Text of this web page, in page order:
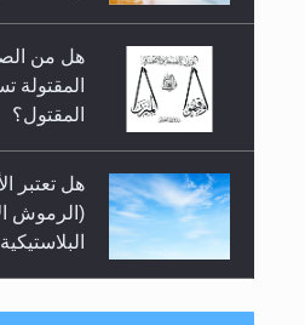
هل من
المقتول؟
هل تعتبر
(الرموش
هل يُحسب